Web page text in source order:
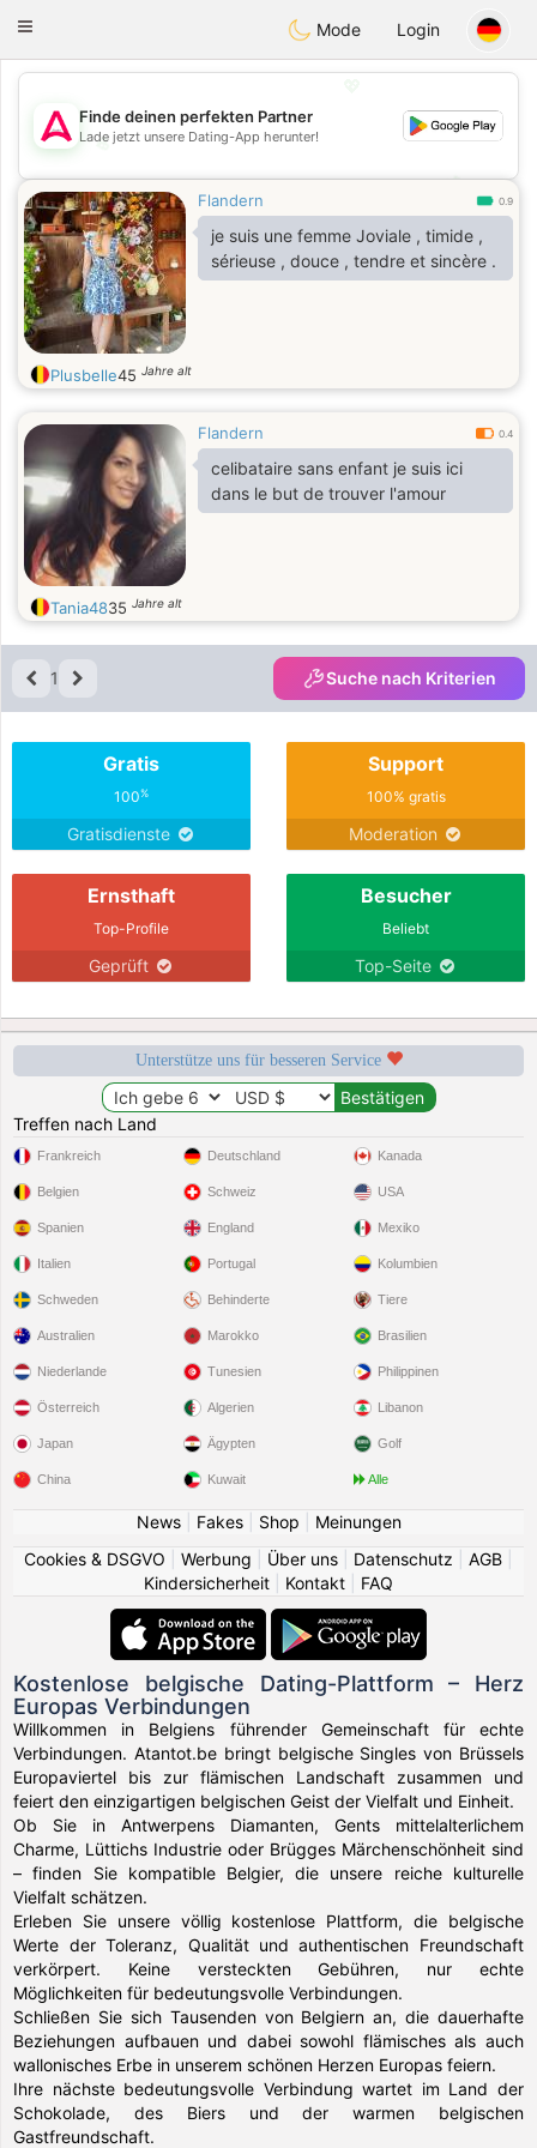
Tantôt
Toggle
Mode Login
💖
💕
💕
Finde deinen perfekten Partner
Lade jetzt unsere Dating-App herunter!
Flandern 0.9
je suis une femme Joviale , timide ,
sérieuse , douce , tendre et sincère .
Plusbelle45 Jahre alt
Flandern 0.4
celibataire sans enfant je suis ici
dans le but de trouver l'amour
Tania4835 Jahre alt
1 Suche nach Kriterien
Gratis
100%
Gratisdienste
Support
100% gratis
Moderation
Ernsthaft
Top-Profile
Geprüft
Besucher
Beliebt
Top-Seite
Unterstütze uns für besseren Service
Treffen nach Land
Frankreich
Belgien
Spanien
Italien
Schweden
Deutschland
Schweiz
England
Portugal
Behinderte
Kanada
USA
Mexiko
Kolumbien
Tiere
Australien
Niederlande
Österreich
Japan
China
Marokko
Tunesien
Algerien
Ägypten
Kuwait
Brasilien
Philippinen
Libanon
Golf
Alle
News| Fakes| Shop
Meinungen
Cookies & DSGVO
Werbung Über uns Datenschutz AGB
Kindersicherheit
Kontakt FAQ
Kostenlose belgische Dating-Plattform – Herz
Europas Verbindungen
Willkommen in Belgiens führender Gemeinschaft für echte
Verbindungen. Atantot.be bringt belgische Singles von Brüssels
Europaviertel bis zur flämischen Landschaft zusammen und
feiert den einzigartigen belgischen Geist der Vielfalt und Einheit.
Ob Sie in Antwerpens Diamanten, Gents mittelalterlichem
Charme, Lüttichs Industrie oder Brügges Märchenschönheit sind
– finden Sie kompatible Belgier, die unsere reiche kulturelle
Vielfalt schätzen.
Erleben Sie unsere völlig kostenlose Plattform, die belgische
Werte der Toleranz, Qualität und authentischen Freundschaft
verkörpert. Keine versteckten Gebühren, nur echte
Möglichkeiten für bedeutungsvolle Verbindungen.
Schließen Sie sich Tausenden von Belgiern an, die dauerhafte
Beziehungen aufbauen und dabei sowohl flämisches als auch
wallonisches Erbe in unserem schönen Herzen Europas feiern.
Ihre nächste bedeutungsvolle Verbindung wartet im Land der
Schokolade, des Biers und der warmen belgischen
Gastfreundschaft.